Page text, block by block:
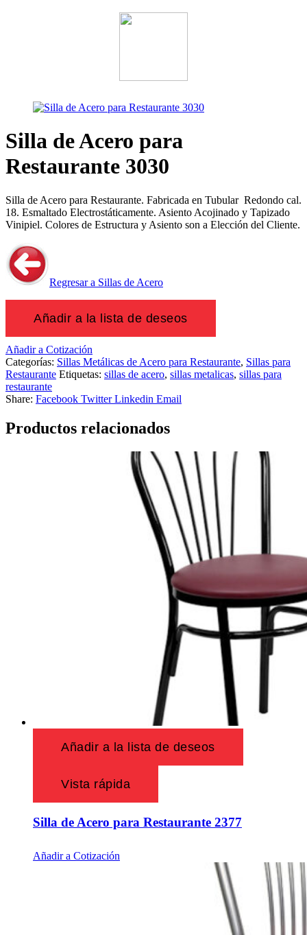
Silla de Acero para
Restaurante 3030
Silla de Acero para Restaurante. Fabricada en Tubular Redondo cal.
18. Esmaltado Electrostáticamente. Asiento Acojinado y Tapizado
Vinipiel. Colores de Estructura y Asiento son a Elección del Cliente.
Regresar a Sillas de Acero
Añadir a la lista de deseos
Añadir a Cotización
Categorías: Sillas Metálicas de Acero para Restaurante, Sillas para
Restaurante Etiquetas: sillas de acero, sillas metalicas, sillas para
restaurante
Share: Facebook Twitter Linkedin Email
Productos relacionados
Añadir a la lista de deseos
Vista rápida
Silla de Acero para Restaurante 2377
Añadir a Cotización